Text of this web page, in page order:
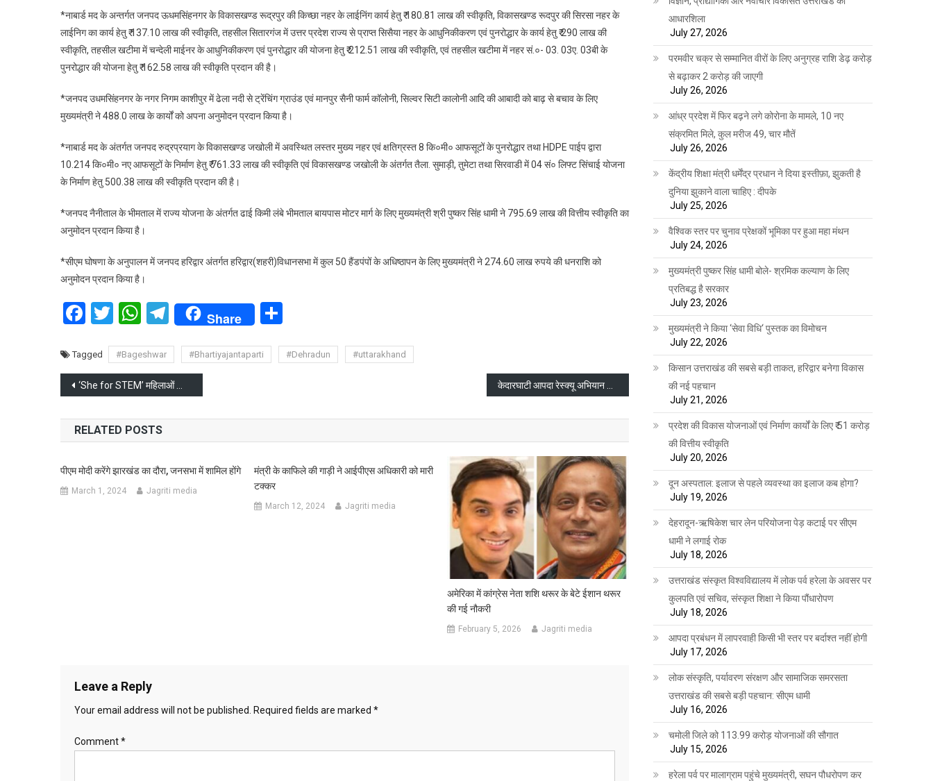
*नाबार्ड मद के अन्तर्गत जनपद ऊधमसिंहनगर के विकासखण्ड रूद्रपुर की किच्छा नहर के लाईनिंग कार्य हेतु ₹ 180.81 लाख की स्वीकृति, विकासखण्ड रूदपुर की सिरसा नहर के
लाईनिग का कार्य हेतु ₹ 137.10 लाख की स्वीकृति, तहसील सितारगंज में उत्तर प्रदेश राज्य से प्राप्त सिसैया नहर के आधुनिकीकरण एवं पुनरोद्धार के कार्य हेतु ₹ 290 लाख की
स्वीकृति, तहसील खटीमा में चन्देली माईनर के आधुनिकीकरण एवं पुनरोद्धार की योजना हेतु ₹ 212.51 लाख की स्वीकृति, एवं तहसील खटीमा में नहर सं.०- 03. 03ए. 03बी के
पुनरोद्धार की योजना हेतु ₹ 162.58 लाख की स्वीकृति प्रदान की है।
*जनपद उधमसिंहनगर के नगर निगम काशीपुर में ढेला नदी से ट्रेंचिंग ग्राउंड एवं मानपुर सैनी फार्म कॉलोनी, सिल्वर सिटी कालोनी आदि की आबादी को बाढ़ से बचाव के लिए
मुख्यमंत्री ने 488.0 लाख के कार्यों को अपना अनुमोदन प्रदान किया है।
*नाबार्ड मद के अंतर्गत जनपद रुद्रप्रयाग के विकासखण्ड जखोली में अवस्थित लस्तर मुख्य नहर एवं क्षतिग्रस्त 8 कि०मी० आफसूटों के पुनरोद्धार तथा HDPE पाईप द्वारा
10.214 कि०मी० नए आफसूटों के निर्माण हेतु ₹ 761.33 लाख की स्वीकृति एवं विकासखण्ड जखोली के अंतर्गत तैला. सुमाड़ी, तुमेटा तथा सिरवाडी में 04 सं० लिफ्ट सिंचाई योजना
के निर्माण हेतु 500.38 लाख की स्वीकृति प्रदान की है।
*जनपद नैनीताल के भीमताल में राज्य योजना के अंतर्गत ढाई किमी लंबे भीमताल बायपास मोटर मार्ग के लिए मुख्यमंत्री श्री पुष्कर सिंह धामी ने 795.69 लाख की वित्तीय स्वीकृति का
अनुमोदन प्रदान किया है।
*सीएम घोषणा के अनुपालन में जनपद हरिद्वार अंतर्गत हरिद्वार(शहरी)विधानसभा में कुल 50 हैंडपंपों के अधिष्ठापन के लिए मुख्यमंत्री ने 274.60 लाख रुपये की धनराशि को
अनुमोदन प्रदान किया है।
Facebook
Twitter
WhatsApp
Telegram
Share
Tagged #Bageshwar #Bhartiyajantaparti #Dehradun #uttarakhand
Post
navigation
‘She for STEM’ महिलाओं की विज्ञान और प्रौद्योगिकी में भागीदारी को नई दिशा
RELATED POSTS
पीएम मोदी करेंगे झारखंड का दौरा, जनसभा में शामिल होंगे
March 1, 2024 Jagriti media
मंत्री के काफिले की गाड़ी ने आईपीएस अधिकारी को मारी
टक्कर
March 12, 2024 Jagriti media
अमेरिका में कांग्रेस नेता शशि थरूर के बेटे ईशान थरूर
की गई नौकरी
February 5, 2026 Jagriti media
Leave a Reply
Your email address will not be published. Required fields are marked *
Comment*
आधारशिला
July 27, 2026
परमवीर चक्र से सम्मानित वीरों के लिए अनुग्रह राशि डेढ़ करोड़
से बढ़ाकर 2 करोड़ की जाएगी
July 26, 2026
आंध्र प्रदेश में फिर बढ़ने लगे कोरोना के मामले, 10 नए
संक्रमित मिले, कुल मरीज 49, चार मौतें
July 26, 2026
केंद्रीय शिक्षा मंत्री धर्मेंद्र प्रधान ने दिया इस्तीफ़ा, झुकती है
दुनिया झुकाने वाला चाहिए : दीपके
July 25, 2026
वैश्विक स्तर पर चुनाव प्रेक्षकों भूमिका पर हुआ महा मंथन
July 24, 2026
मुख्यमंत्री पुष्कर सिंह धामी बोले- श्रमिक कल्याण के लिए
प्रतिबद्ध है सरकार
July 23, 2026
मुख्यमंत्री ने किया ‘सेवा विधि‘ पुस्तक का विमोचन
July 22, 2026
किसान उत्तराखंड की सबसे बड़ी ताकत, हरिद्वार बनेगा विकास
की नई पहचान
July 21, 2026
प्रदेश की विकास योजनाओं एवं निर्माण कार्यों के लिए ₹ 51 करोड़
की वित्तीय स्वीकृति
July 20, 2026
दून अस्पताल: इलाज से पहले व्यवस्था का इलाज कब होगा?
July 19, 2026
देहरादून-ऋषिकेश चार लेन परियोजना पेड़ कटाई पर सीएम
धामी ने लगाई रोक
July 18, 2026
उत्तराखंड संस्कृत विश्वविद्यालय में लोक पर्व हरेला के अवसर पर
कुलपति एवं सचिव, संस्कृत शिक्षा ने किया पौंधारोपण
July 18, 2026
आपदा प्रबंधन में लापरवाही किसी भी स्तर पर बर्दाश्त नहीं होगी
July 17, 2026
लोक संस्कृति, पर्यावरण संरक्षण और सामाजिक समरसता
उत्तराखंड की सबसे बड़ी पहचान: सीएम धामी
July 16, 2026
चमोली जिले को 113.99 करोड़ योजनाओं की सौगात
July 15, 2026
हरेला पर्व पर मालाग्राम पहुंचे मुख्यमंत्री, सघन पौधरोपण कर